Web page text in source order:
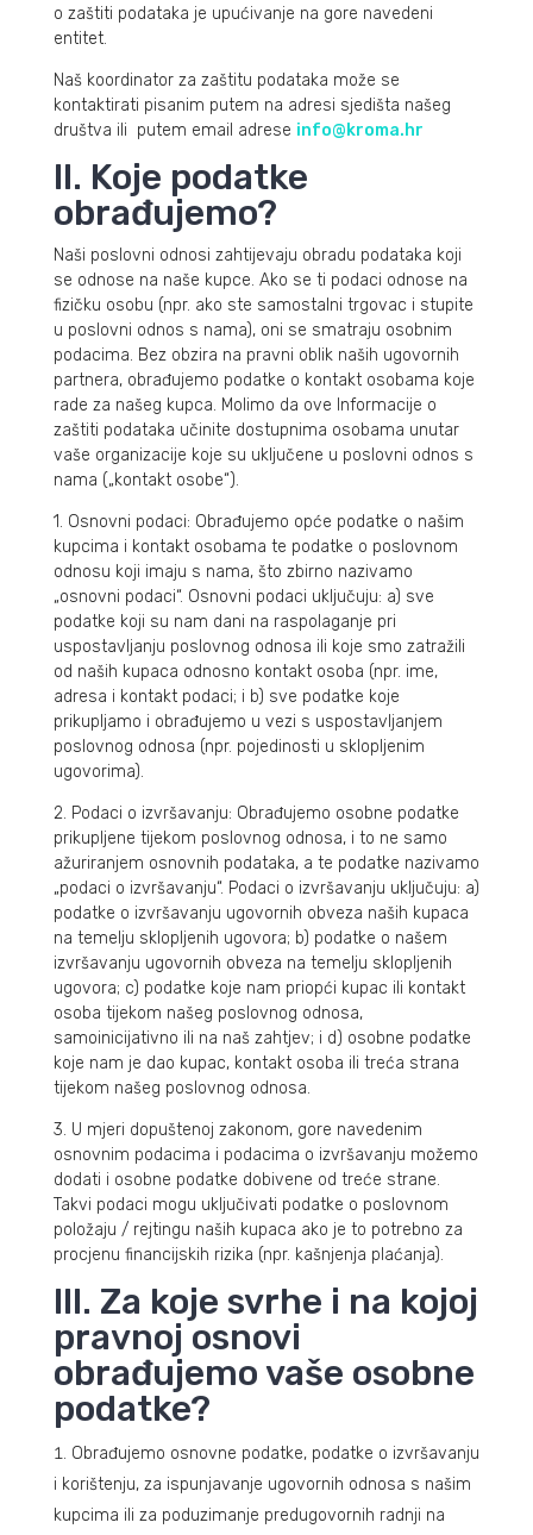
o zaštiti podataka je upućivanje na gore navedeni
entitet.
Naš koordinator za zaštitu podataka može se
kontaktirati pisanim putem na adresi sjedišta našeg
društva ili putem email adrese info@kroma.hr
II. Koje podatke
obrađujemo?
Naši poslovni odnosi zahtijevaju obradu podataka koji
se odnose na naše kupce. Ako se ti podaci odnose na
fizičku osobu (npr. ako ste samostalni trgovac i stupite
u poslovni odnos s nama), oni se smatraju osobnim
podacima. Bez obzira na pravni oblik naših ugovornih
partnera, obrađujemo podatke o kontakt osobama koje
rade za našeg kupca. Molimo da ove Informacije o
zaštiti podataka učinite dostupnima osobama unutar
vaše organizacije koje su uključene u poslovni odnos s
nama („kontakt osobe“).
1. Osnovni podaci: Obrađujemo opće podatke o našim
kupcima i kontakt osobama te podatke o poslovnom
odnosu koji imaju s nama, što zbirno nazivamo
„osnovni podaci“. Osnovni podaci uključuju: a) sve
podatke koji su nam dani na raspolaganje pri
uspostavljanju poslovnog odnosa ili koje smo zatražili
od naših kupaca odnosno kontakt osoba (npr. ime,
adresa i kontakt podaci; i b) sve podatke koje
prikupljamo i obrađujemo u vezi s uspostavljanjem
poslovnog odnosa (npr. pojedinosti u sklopljenim
ugovorima).
2. Podaci o izvršavanju: Obrađujemo osobne podatke
prikupljene tijekom poslovnog odnosa, i to ne samo
ažuriranjem osnovnih podataka, a te podatke nazivamo
„podaci o izvršavanju“. Podaci o izvršavanju uključuju: a)
podatke o izvršavanju ugovornih obveza naših kupaca
na temelju sklopljenih ugovora; b) podatke o našem
izvršavanju ugovornih obveza na temelju sklopljenih
ugovora; c) podatke koje nam priopći kupac ili kontakt
osoba tijekom našeg poslovnog odnosa,
samoinicijativno ili na naš zahtjev; i d) osobne podatke
koje nam je dao kupac, kontakt osoba ili treća strana
tijekom našeg poslovnog odnosa.
3. U mjeri dopuštenoj zakonom, gore navedenim
osnovnim podacima i podacima o izvršavanju možemo
dodati i osobne podatke dobivene od treće strane.
Takvi podaci mogu uključivati podatke o poslovnom
položaju / rejtingu naših kupaca ako je to potrebno za
procjenu financijskih rizika (npr. kašnjenja plaćanja).
III. Za koje svrhe i na kojoj
pravnoj osnovi
obrađujemo vaše osobne
podatke?
Obrađujemo osnovne podatke, podatke o izvršavanju
i korištenju, za ispunjavanje ugovornih odnosa s našim
kupcima ili za poduzimanje predugovornih radnji na